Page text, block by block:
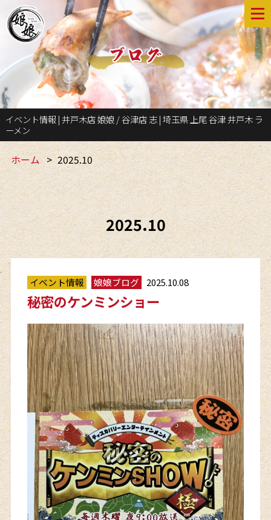
イベント情報 | 井戸木店 娘娘 / 谷津店 志 | 埼玉県 上尾 谷津 井戸木 ラ
ーメン
ホーム 2025.10
2025.10
イベント情報 娘娘ブログ 2025.10.08
秘密のケンミンショー